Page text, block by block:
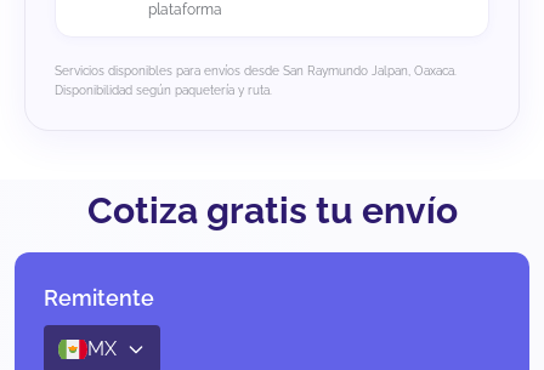
plataforma
Servicios disponibles para envíos desde San Raymundo Jalpan, Oaxaca.
Disponibilidad según paquetería y ruta.
Cotiza gratis tu envío
Remitente
MX